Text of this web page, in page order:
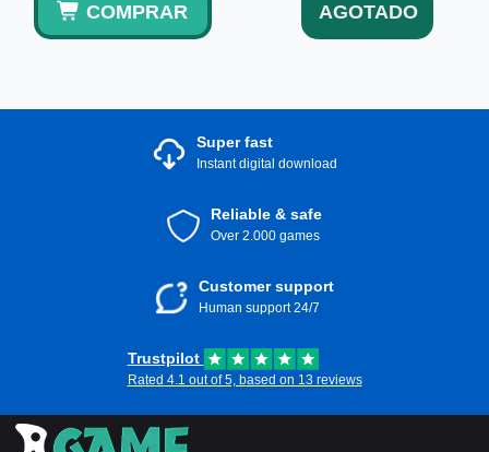
COMPRAR AGOTADO
Super fast
Instant digital download
Reliable & safe
Over 2.000 games
Customer support
Human support 24/7
Trustpilot
Rated 4.1 out of 5, based on 13 reviews